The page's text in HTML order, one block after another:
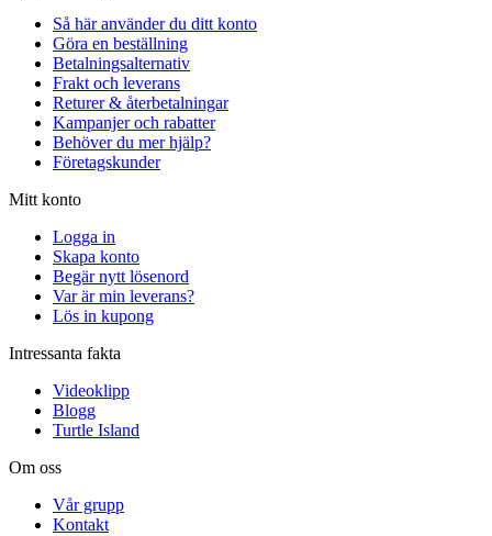
Så här använder du ditt konto
Göra en beställning
Betalningsalternativ
Frakt och leverans
Returer & återbetalningar
Kampanjer och rabatter
Behöver du mer hjälp?
Företagskunder
Mitt konto
Logga in
Skapa konto
Begär nytt lösenord
Var är min leverans?
Lös in kupong
Intressanta fakta
Videoklipp
Blogg
Turtle Island
Om oss
Vår grupp
Kontakt